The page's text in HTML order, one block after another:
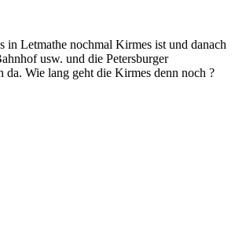
in Letmathe nochmal Kirmes ist und danach
usw. und die Petersburger
da. Wie lang geht die Kirmes denn noch ?